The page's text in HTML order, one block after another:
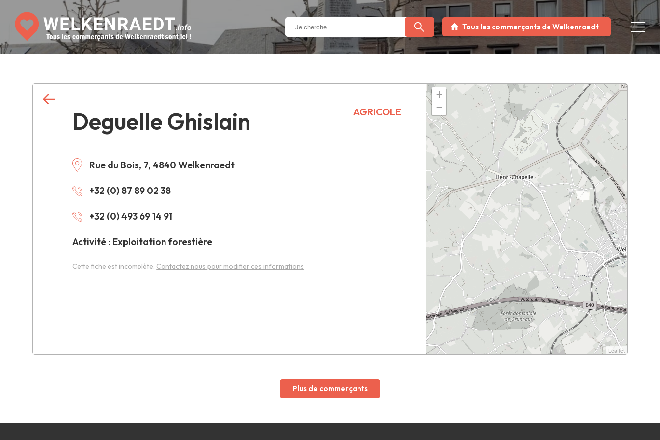
Tous les commerçants de Welkenraedt
Deguelle Ghislain
Rue du Bois, 7, 4840 Welkenraedt
+32 (0) 87 89 02 38
+32 (0) 493 69 14 91
Activité : Exploitation forestière
AGRICOLE
Cette fiche est incomplète. Contactez nous pour modifier ces informations
+
−
Leaflet
Plus de commerçants